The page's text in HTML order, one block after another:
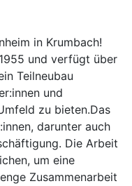
in Krumbach!
und verfügt über
Teilneubau
und
zu bieten.Das
darunter auch
Die Arbeit
um eine
Zusammenarbeit